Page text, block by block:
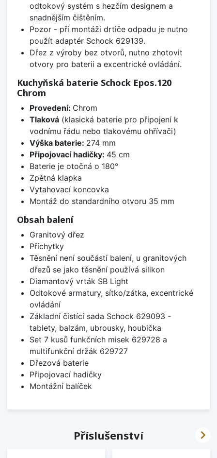
odtokový systém s hezčím designem a
snadnějším čištěním.
Pozor - při montáži drtiče odpadu je nutno
použít adaptér Schock 629139.
Dřez z výroby bez otvorů, nutno zhotovit
otvory pro baterii a excentrické ovládání.
Kuchyňská baterie Schock Epos.120
Chrom
Provedení: Chrom
Tlaková(klasická baterie pro připojení k
vodnímu řádu nebo tlakovému ohřívači)
Výška baterie: 274 mm
Připojovací hadičky: 45 cm
Baterie je otočná o 180°
Zpětná klapka
Vytahovací koncovka
Montáž do standardního otvoru 35 mm
Obsah balení
Granitový dřez
Příchytky
Těsnění není součástí balení, u granitových
dřezů se jako těsnění používá silikon
Diamantový vrták SB Light
Odtokové armatury, sítko/zátka, excentrické
ovládání
Základní čistící sada Schock 629093 -
tablety, balzám, ubrousky, houbička
Set 7 kusů funkčních misek 629728 a
multifunkční držák 629727
Dřezová baterie
Připojovací hadičky
Montážní balíček
Příslušenství 